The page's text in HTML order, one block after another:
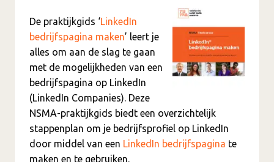
De praktijkgids ‘LinkedIn
bedrijfspagina maken’ leert je
alles om aan de slag te gaan
met de mogelijkheden van een
bedrijfspagina op LinkedIn
(LinkedIn Companies). Deze
NSMA-praktijkgids biedt een overzichtelijk
stappenplan om je bedrijfsprofiel op LinkedIn
door middel van een LinkedIn bedrijfspagina te
maken en te gebruiken.